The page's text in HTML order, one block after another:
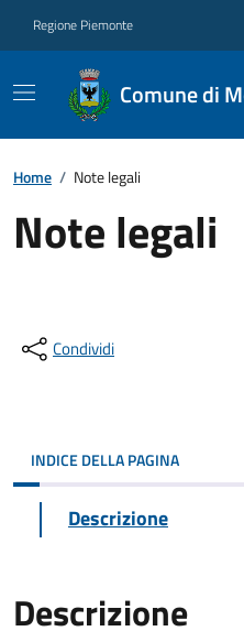
Regione Piemonte
Comune di
Home / Note legali
Note legali
Condividi
INDICE DELLA PAGINA
Descrizione
Descrizione